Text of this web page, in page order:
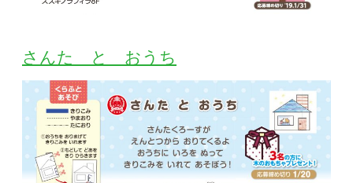
さんた と おうち